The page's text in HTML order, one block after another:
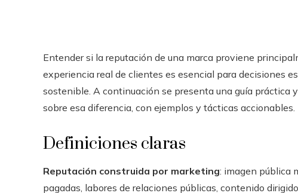
Entender si la reputación de una marca proviene
experiencia real de clientes es esencial para decisiones
sostenible. A continuación se presenta una guía práctica
sobre esa diferencia, con ejemplos y tácticas accionables.
Definiciones claras
Reputación construida por marketing: imagen pública
pagadas, labores de relaciones públicas, contenido